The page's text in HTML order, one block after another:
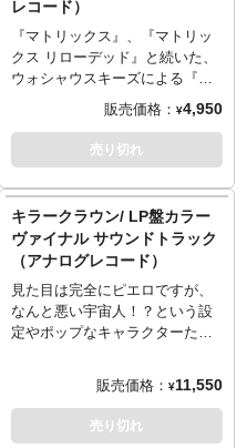
12 Game Time
13 Springwood Confidential
14 A Mime Is a Terrible Thing
15 Let's Visit Dad
18 Freddyjuice
19 Dance Prep
21 Video Junkie
22 Amys Nightmare
23 Dollar Signs
24 Funeral
25 Nickname
26 Ive Got to Warn Them
27 Tripping
アダプターも付属しています。
ヘッドホンも接続可能なので、
一人で音楽を楽しむ事も可能で
す。映画サントラやお好きな音
と時を過ごしませんか？こちら
はターコイズカラーとなりま
用の保護材となりますため、多
少の傷やダメージがある場合も
ございます。そのためパッケー
ジの交換対応は承ることが出来
かねますのでご了承ください。
＜製品仕様＞
・3種（33rpm、45rpm、
アダプター付属
・オートストップ機能
・スピーカー内臓
レコード）
『マトリックス』、『マトリッ
クス リローデッド』と続いた、
ウォシャウスキーズによる『マ
トリックス』シリーズ。2003年
11月に世界60か国で同時刻同時
上映という偉業を成し遂げた第
三作目『マトリックス レボリュ
ン・デイヴィスによる美しいス
トリングスを中心に、劇中を彩
った楽曲たちが2枚組LPとして
収録されています。
※この商品は入荷数の減数など
によりご予約をキャンセル頂く
＜収録内容＞
- Disc 1 -
1 The Trainman Cometh - By
販売価格： ¥4,950
売り切れ
キラークラウン/ LP盤カラー
ヴァイナル サウンドトラック
（アナログレコード）
見た目は完全にピエロですが、
なんと悪い宇宙人！？という設
定やポップなキャラクターたち
ークラウン』の楽曲を収録した
LP盤のサウンドトラック。アー
トも素敵なのでジャケットはイ
販売価格： ¥11,550
売り切れ